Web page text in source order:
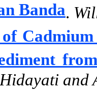
Banda.
of
and